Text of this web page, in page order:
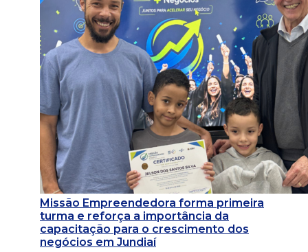
Missão Empreendedora forma primeira
turma e reforça a importância da
capacitação para o crescimento dos
negócios em Jundiaí